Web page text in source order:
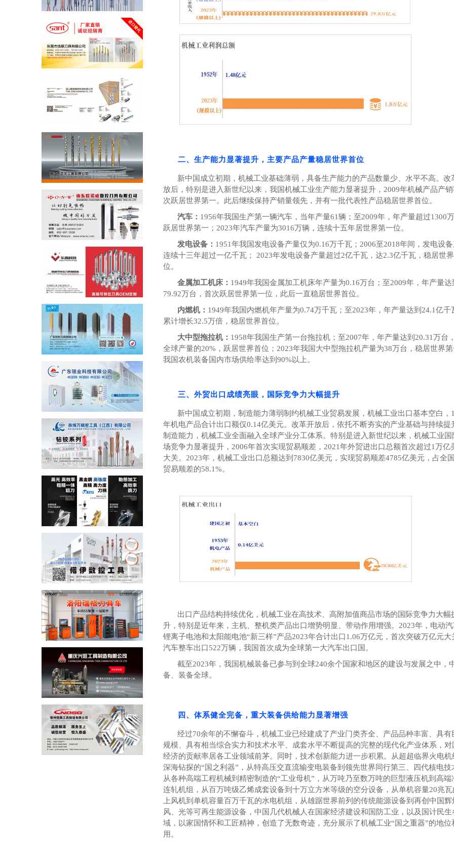
二、生产能力显著提升，主要产品产量稳居世界首位
新中国成立初期，机械工业基础薄弱，具备生产能力的产品数量少、水平不高。改
放后，特别是进入新世纪以来，我国机械工业生产能力显著提升， 2009年机械产品产
次跃居世界第一。此后继续保持产销量领先，并有一批代表性产品稳居世界首位。
汽车： 1956年我国生产第一辆汽车，当年产量61辆；至2009年，年产量超过1300
跃居世界第一； 2023年汽车产量为3016万辆，连续十五年居世界第一位。
发电设备： 1951年我国发电设备产量仅为0.16万千瓦； 2006至2018年间，发电设
连续十三年超过一亿千瓦；
2023年发电设备产量超过2亿千瓦，达2.3亿千瓦，稳居世
位。
金属加工机床： 1949年我国金属加工机床年产量为0.16万台；至2009年，年产量达
79.92万台，首次跃居世界第一位，此后一直稳居世界首位。
内燃机： 1949年我国内燃机年产量为0.74万千瓦；至2023年，年产量达到 24.1亿千
累计增长32.5万倍，稳居世界首位。
大中型拖拉机： 1958年我国生产第一台拖拉机；至2007年，年产量达到 20.31万台
全球产量的20% ，跃居世界首位； 2023年我国大中型拖拉机产量为38万台，稳居世界
我国农机装备国内市场供给率达到 90%以上。
三、外贸出口成绩亮眼，国际竞争力大幅提升
新中国成立初期，制造能力薄弱制约机械工业贸易发展，机械工业出口基本空白，
年机电产品合计出口额仅0.14亿美元。改革开放后，依托不断夯实的产业基础与持续提
制造能力，机械工业全面融入全球产业分工体系。特别是进入新世纪以来，机械工业国
场竞争力显著提升， 2006年首次实现贸易顺差， 2021年外贸进出口总额首次超过1万亿
大关。 2023年，机械工业出口总额达到 7830亿美元，实现贸易顺差4785亿美元，占全
贸易顺差的58.1%。
出口产品结构持续优化，机械工业在高技术、高附加值商品市场的国际竞争力大幅
升，特别是近年来，主机、整机类产品出口增势明显、带动作用增强。 2023年，电动
锂离子电池和太阳能电池“新三样”产品2023年合计出口1.06万亿元，首次突破万亿元大
汽车整车出口522万辆，我国首次成为全球第一大汽车出口国。
截至2023年，我国机械装备已参与到全球240余个国家和地区的建设与发展之中，
备、装备全球。
四、体系健全完备，重大装备供给能力显著增强
经过70余年的不懈奋斗，机械工业已经建成了产业门类齐全、产品品种丰富、具有
规模、具有相当综合实力和技术水平、成套水平不断提高的完整的现代化产业体系，对
经济的贡献率居各工业领域前茅。同时，技术创新能力进一步积累。从超超临界火电机
深海钻探的“国之利器”，从特高压交直流输变电装备到领先世界同行第三、四代核电技
从各种高端工程机械到精密制造的“工业母机”，从万吨乃至数万吨的巨型液压机到高端
连轧机组，从百万吨级乙烯成套设备到十万立方米等级的空分设备，从单机容量20兆瓦
上风机到单机容量百万千瓦的水电机组，从雄踞世界前列的传统能源设备到再创中国辉
风、光等可再生能源设备，中国几代机械人在国家经济建设和国防工业，以及国计民生
域，以家国情怀和工匠精神，创造了无数奇迹，充分展示了机械工业“国之重器”的地位
用。